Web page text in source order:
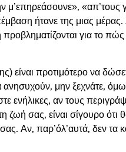
μ’επηρεάσουνε»,
ήτανε της μιας
για το
είναι προτιμότερο να
μην ξεχνάτε,
ενήλικες, αν τους
σας, είναι σίγουρο ότι
Αν, παρ’όλ’αυτά, δεν τα